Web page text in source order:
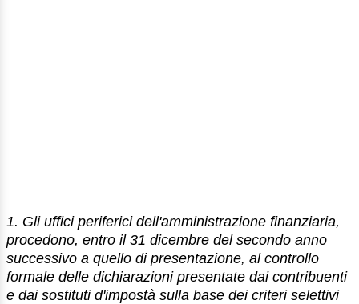
1. Gli uffici periferici dell'amministrazione finanziaria,
procedono, entro il 31 dicembre del secondo anno
successivo a quello di presentazione, al controllo
formale delle dichiarazioni presentate dai contribuenti
e dai sostituti d'impostà sulla base dei criteri selettivi